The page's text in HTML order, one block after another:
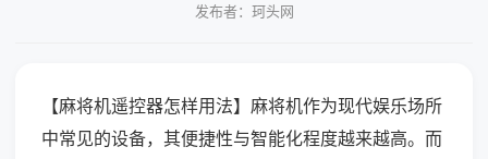
发布者：珂头网
【麻将机遥控器怎样用法】麻将机作为现代娱乐场所
中常见的设备，其便捷性与智能化程度越来越高。而